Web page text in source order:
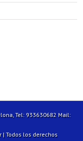
Tel: 933630682 Mail:
| Todos los derechos